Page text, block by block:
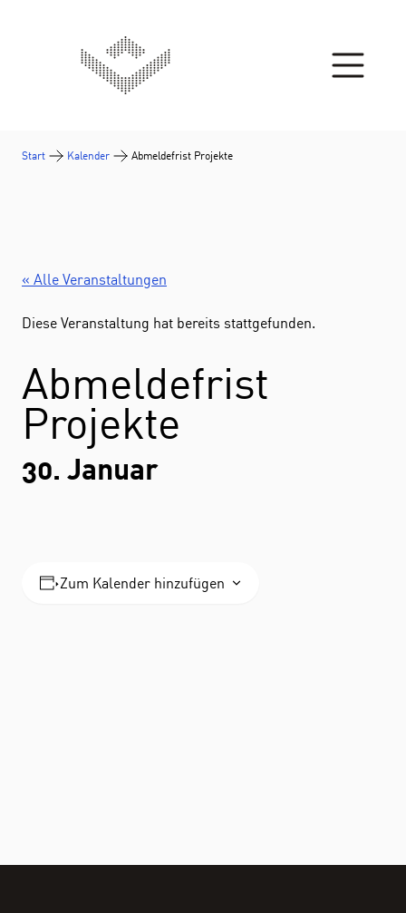
THEMEN
Start Kalender Abmeldefrist Projekte
« Alle Veranstaltungen
Diese Veranstaltung hat bereits stattgefunden.
Abmeldefrist
Projekte
30. Januar
Zum Kalender hinzufügen